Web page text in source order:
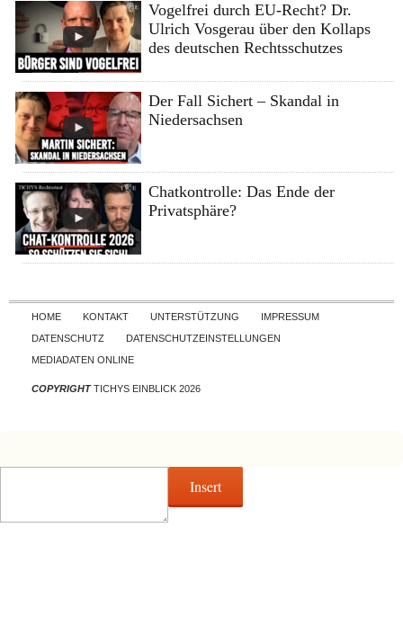
Vogelfrei durch EU-Recht? Dr.
Ulrich Vosgerau über den Kollaps
des deutschen Rechtsschutzes
Der Fall Sichert – Skandal in
Niedersachsen
Chatkontrolle: Das Ende der
Privatsphäre?
Skip to content
HOME KONTAKT UNTERSTÜTZUNG
IMPRESSUM
DATENSCHUTZ
DATENSCHUTZEINSTELLUNGEN
MEDIADATEN ONLINE
COPYRIGHTTICHYS EINBLICK 2026
Insert